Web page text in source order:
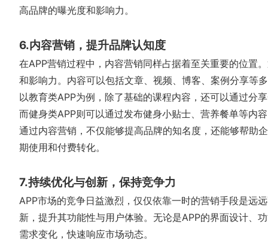
高品牌的曝光度和影响力。
6.内容营销，提升品牌认知度
在APP营销过程中，内容营销同样占据着至关重要的位置
和影响力。内容可以包括文章、视频、博客、案例分享等
以教育类APP为例，除了基础的课程内容，还可以通过分
而健身类APP则可以通过发布健身小贴士、营养餐单等内
通过内容营销，不仅能够提高品牌的知名度，还能够帮助
期使用和付费转化。
7.持续优化与创新，保持竞争力
APP市场的竞争日益激烈，仅仅依靠一时的营销手段是远
新，提升其功能性与用户体验。无论是APP的界面设计、
需求变化，快速响应市场动态。